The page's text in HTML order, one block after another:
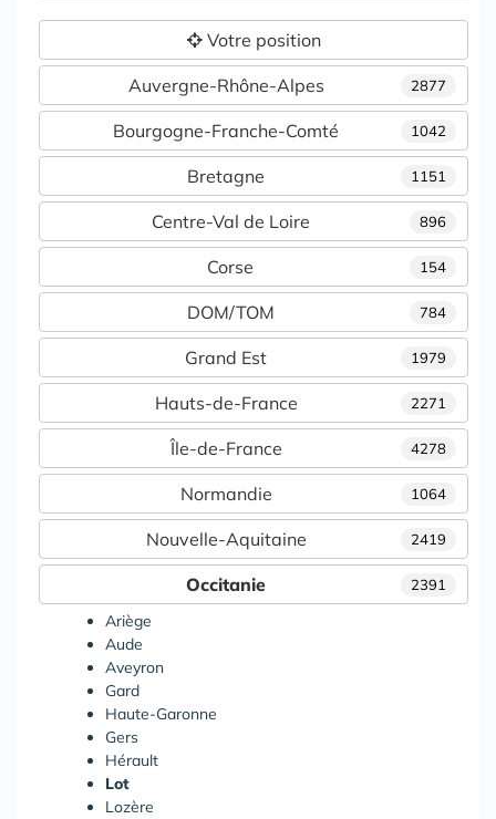
Votre position
2877
Auvergne-Rhône-Alpes
1042
Bourgogne-Franche-Comté
1151
Bretagne
896
Centre-Val de Loire
154
Corse
784
DOM/TOM
1979
Grand Est
2271
Hauts-de-France
4278
Île-de-France
1064
Normandie
2419
Nouvelle-Aquitaine
2391
Occitanie
Ariège
Aude
Aveyron
Gard
Haute-Garonne
Gers
Hérault
Lot
Lozère